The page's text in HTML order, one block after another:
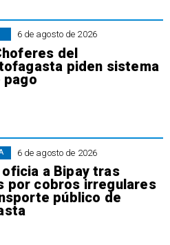
6 de agosto de 2026
del
piden sistema
pago
6 de agosto de 2026
oficia a Bipay tras
por cobros irregulares
público de